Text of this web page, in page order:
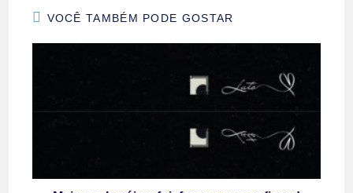
VOCÊ TAMBÉM PODE GOSTAR